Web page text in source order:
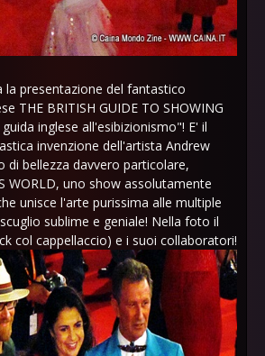
la presentazione del fantastico
THE BRITISH GUIDE TO SHOWING
inglese all'esibizionismo"! E' il
invenzione dell'artista Andrew
di bellezza davvero particolare,
WORLD, uno show assolutamente
unisce l'arte purissima alle multiple
sublime e geniale! Nella foto il
col cappellaccio) e i suoi collaboratori!